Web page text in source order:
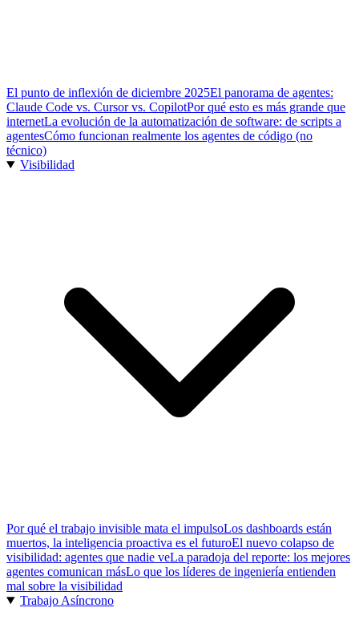
El punto de inflexión de diciembre 2025El panorama de agentes:
Claude Code vs. Cursor vs. CopilotPor qué esto es más grande que
internetLa evolución de la automatización de software: de scripts a
agentesCómo funcionan realmente los agentes de código (no
técnico)
Visibilidad
Por qué el trabajo invisible mata el impulsoLos dashboards están
muertos, la inteligencia proactiva es el futuroEl nuevo colapso de
visibilidad: agentes que nadie veLa paradoja del reporte: los mejores
agentes comunican másLo que los líderes de ingeniería entienden
mal sobre la visibilidad
Trabajo Asíncrono